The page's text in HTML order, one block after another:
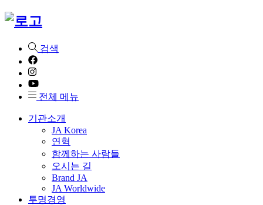
검색
전체 메뉴
기관소개
JA Korea
연혁
함께하는 사람들
오시는 길
Brand JA
JA Worldwide
투명경영